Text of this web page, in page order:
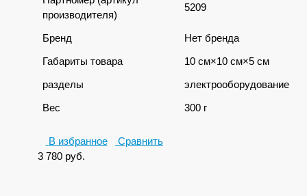
производителя)
5209
Бренд
Нет бренда
Габариты товара
10 см×10 см×5 см
разделы
электрооборудование
Вес
300 г
В избранное
Сравнить
3 780 руб.